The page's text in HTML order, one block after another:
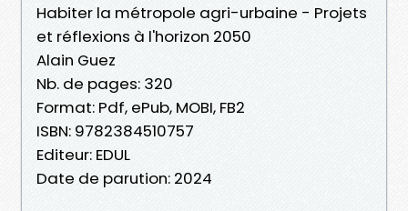
Habiter la métropole agri-urbaine - Projets
et réflexions à l'horizon 2050
Alain Guez
Nb. de pages: 320
Format: Pdf, ePub, MOBI, FB2
ISBN: 9782384510757
Editeur: EDUL
Date de parution: 2024